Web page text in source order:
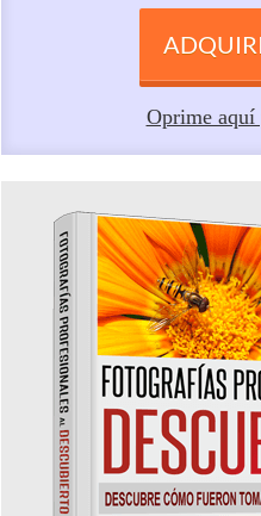
Oprime